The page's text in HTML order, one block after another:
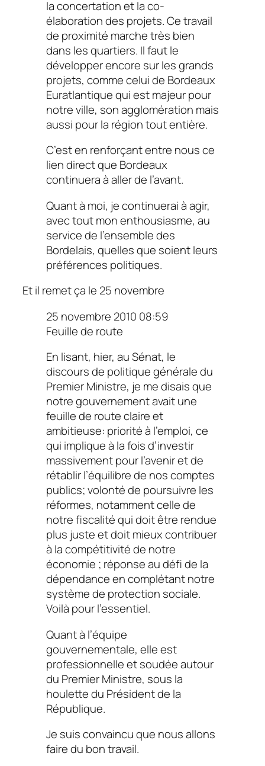
la concertation et la co-
élaboration des projets. Ce travail
de proximité marche très bien
dans les quartiers. Il faut le
développer encore sur les grands
projets, comme celui de Bordeaux
Euratlantique qui est majeur pour
notre ville, son agglomération mais
aussi pour la région tout entière.
C’est en renforçant entre nous ce
lien direct que Bordeaux
continuera à aller de l’avant.
Quant à moi, je continuerai à agir,
avec tout mon enthousiasme, au
service de l’ensemble des
Bordelais, quelles que soient leurs
préférences politiques.
Et il remet ça le 25 novembre
25 novembre 2010 08:59
Feuille de route
En lisant, hier, au Sénat, le
discours de politique générale du
Premier Ministre, je me disais que
notre gouvernement avait une
feuille de route claire et
ambitieuse: priorité à l’emploi, ce
qui implique à la fois d’investir
massivement pour l’avenir et de
rétablir l’équilibre de nos comptes
publics; volonté de poursuivre les
réformes, notamment celle de
notre fiscalité qui doit être rendue
plus juste et doit mieux contribuer
à la compétitivité de notre
économie ; réponse au défi de la
dépendance en complétant notre
système de protection sociale.
Voilà pour l’essentiel.
Quant à l’équipe
gouvernementale, elle est
professionnelle et soudée autour
du Premier Ministre, sous la
houlette du Président de la
République.
Je suis convaincu que nous allons
faire du bon travail.